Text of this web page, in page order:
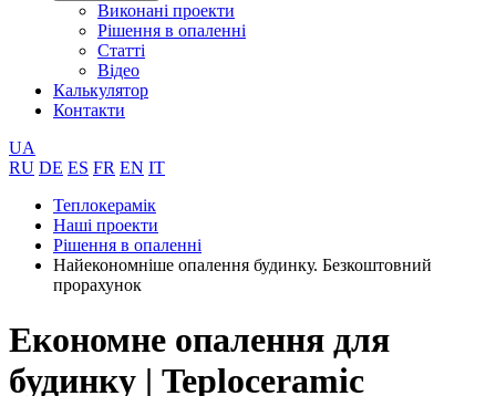
Виконані проекти
Рішення в опаленні
Статті
Відео
Калькулятор
Контакти
UA
RU DE ES FR EN IT
Теплокерамік
Нашi проекти
Рішення в опаленні
Найекономніше опалення будинку. Безкоштовний
прорахунок
Економне опалення для
будинку | Teploceramic